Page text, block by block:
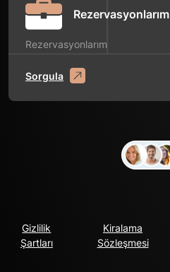
Rezervasyonlarım
Rezervasyonlarım
Sorgula
Gizlilik
Şartları
Kiralama
Sözleşmesi